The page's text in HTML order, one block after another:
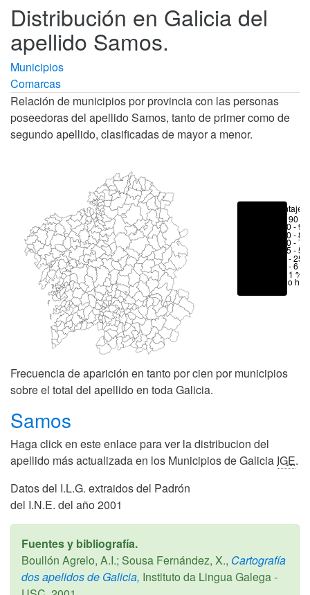
Distribución en Galicia del
apellido Samos.
Municipios
Comarcas
Relación de municipios por provincia con las personas
poseedoras del apellido Samos, tanto de primer como de
segundo apellido, clasificadas de mayor a menor.
Porcentajes
> 90 %
80 -
70 -
50 -
25 -
6 - 25
1 - 6 %
< 1 %
No hay
Frecuencia de aparición en tanto por cien por municipios
sobre el total del apellido en toda Galicia.
Samos
Haga click en este enlace para ver la distribucion del
apellido más actualizada en los Municipios de Galicia IGE.
Datos del I.L.G. extraidos del Padrón
del I.N.E. del año 2001
Fuentes y bibliografía.
Boullón Agrelo, A.I.; Sousa Fernández, X., Cartografía
dos apelidos de Galicia, Instituto da Lingua Galega -